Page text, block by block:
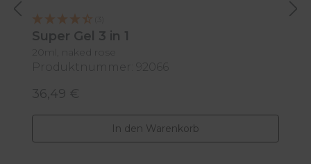
Super Gel 3 in 1
20ml, naked rose
Produktnummer: 92066
Regulärer Preis:
36,49 €
In den Warenkorb